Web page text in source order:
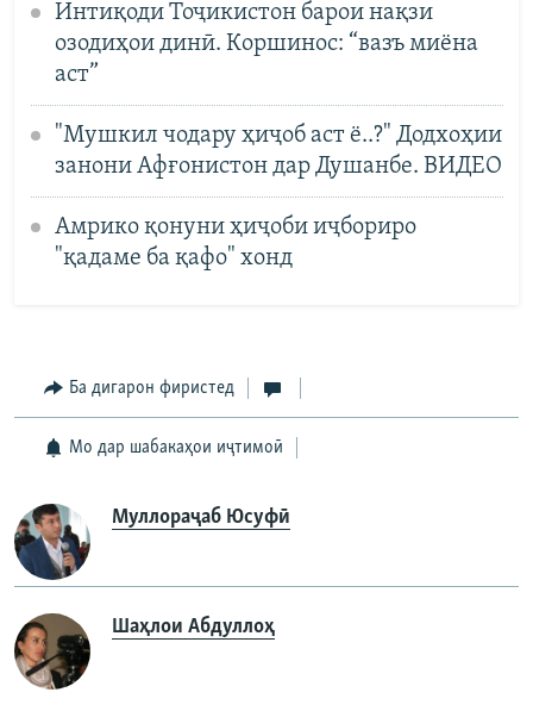
Интиқоди Тоҷикистон барои нақзи
озодиҳои динӣ. Коршинос: “вазъ миёна
аст”
"Мушкил чодару ҳиҷоб аст ё..?" Додхоҳии
занони Афғонистон дар Душанбе. ВИДЕО
Амрико қонуни ҳиҷоби иҷбориро
"қадаме ба қафо" хонд
Ба дигарон фиристед
Мо дар шабакаҳои иҷтимоӣ
Муллораҷаб Юсуфӣ
Шаҳлои Абдуллоҳ